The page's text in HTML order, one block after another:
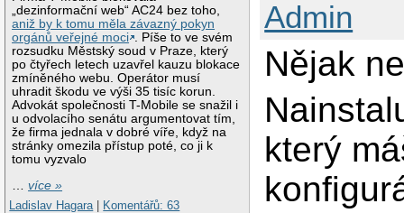
„dezinformační web“ AC24 bez toho,
aniž by k tomu měla závazný pokyn
orgánů veřejné moci . Píše to ve svém
rozsudku Městský soud v Praze, který
po čtyřech letech uzavřel kauzu blokace
zmíněného webu. Operátor musí
uhradit škodu ve výši 35 tisíc korun.
Advokát společnosti T-Mobile se snažil i
u odvolacího senátu argumentovat tím,
že firma jednala v dobré víře, když na
stránky omezila přístup poté, co ji k
tomu vyzvalo
…více »
Ladislav Hagara | Komentářů: 63
Admin
Nějak
který